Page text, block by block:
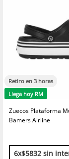
Retiro en 3 horas
Llega hoy RM
Zuecos Plataforma
Bamers Airline
6x$5832 sin